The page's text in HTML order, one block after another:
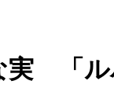
実 「ル